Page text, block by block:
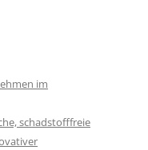
im
schadstofffreie